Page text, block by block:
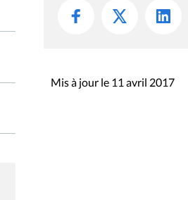
Mis à jour le 11 avril 2017